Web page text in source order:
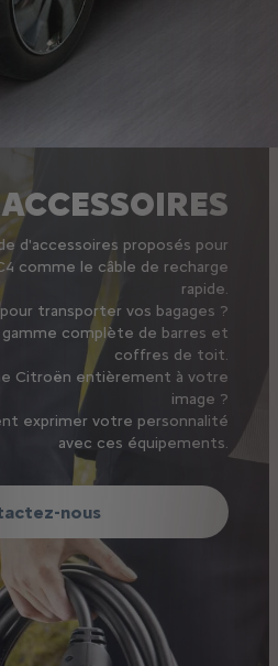
ACCESSOIRES
d'accessoires proposés pour
comme le câble de recharge
rapide.
transporter vos bagages ?
gamme complète de barres et
coffres de toit.
Citroën entièrement à votre
image ?
exprimer votre personnalité
avec ces équipements.
nous